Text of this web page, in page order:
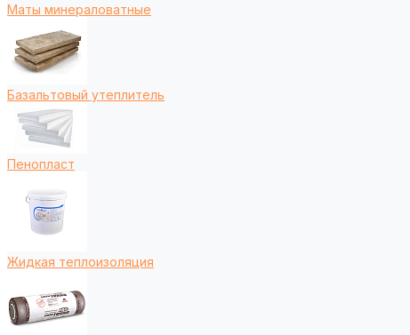
Маты минераловатные
Базальтовый утеплитель
Пенопласт
Жидкая теплоизоляция